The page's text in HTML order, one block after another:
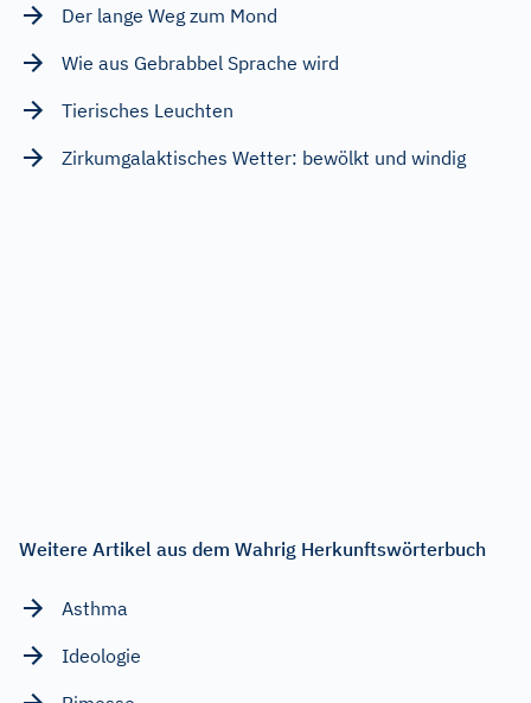
Der lange Weg zum Mond
Wie aus Gebrabbel Sprache wird
Tierisches Leuchten
Zirkumgalaktisches Wetter: bewölkt und windig
Weitere Artikel aus dem Wahrig Herkunftswörterbuch
Asthma
Ideologie